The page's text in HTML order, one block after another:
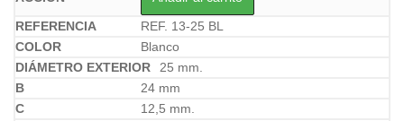
REF. 13-25 BL
Blanco
25 mm.
24 mm
12,5 mm.